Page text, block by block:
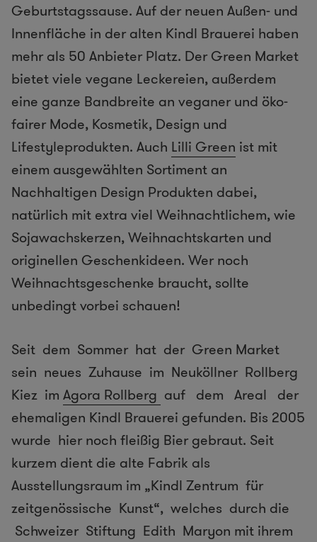
Geburtstagssause. Auf der neuen Außen- und
Innenfläche in der alten Kindl Brauerei haben
mehr als 50 Anbieter Platz. Der Green Market
bietet viele vegane Leckereien, außerdem
eine ganze Bandbreite an veganer und öko-
fairer Mode, Kosmetik, Design und
Lifestyleprodukten. Auch Lilli Green ist mit
einem ausgewählten Sortiment an
Nachhaltigen Design Produkten dabei,
natürlich mit extra viel Weihnachtlichem, wie
Sojawachskerzen, Weihnachtskarten und
originellen Geschenkideen. Wer noch
Weihnachtsgeschenke braucht, sollte
unbedingt vorbei schauen!
Seit dem Sommer hat der Green Market
sein neues Zuhause im Neuköllner Rollberg
Kiez im Agora Rollberg auf dem Areal der
ehemaligen Kindl Brauerei gefunden. Bis 2005
wurde hier noch fleißig Bier gebraut. Seit
kurzem dient die alte Fabrik als
Ausstellungsraum im „Kindl Zentrum für
zeitgenössische Kunst“, welches durch die
Schweizer Stiftung Edith Maryon mit ihrem